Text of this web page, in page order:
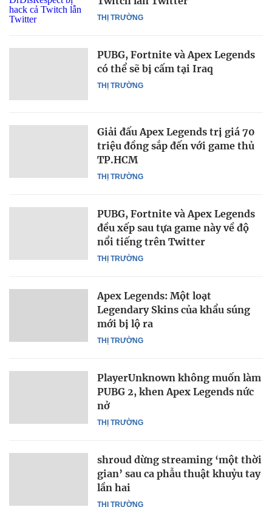
THỊ TRƯỜNG
THỊ TRƯỜNG
PUBG, Fortnite và Apex Legends
có thể sẽ bị cấm tại Iraq
THỊ TRƯỜNG
Giải đấu Apex Legends trị giá 70
triệu đồng sắp đến với game thủ
TP.HCM
THỊ TRƯỜNG
PUBG, Fortnite và Apex Legends
đều xếp sau tựa game này về độ
nổi tiếng trên Twitter
THỊ TRƯỜNG
Apex Legends: Một loạt
Legendary Skins của khẩu súng
mới bị lộ ra
THỊ TRƯỜNG
PlayerUnknown không muốn làm
PUBG 2, khen Apex Legends nức
nở
THỊ TRƯỜNG
shroud dừng streaming ‘một thời
gian’ sau ca phẫu thuật khuỷu tay
lần hai